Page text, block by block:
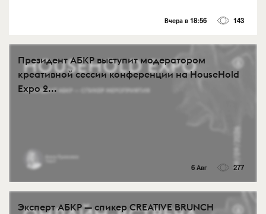
Вчера в 18:56 143
Президент АБКР выступит модератором
креативной сессии конференции на HouseHold
Expo 2...
6 Авг 277
Эксперт АБКР — спикер CREATIVE BRUNCH